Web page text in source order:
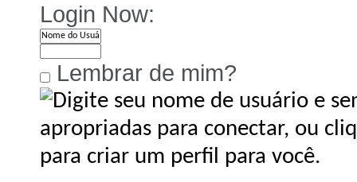
Login Now:
Lembrar de mim?